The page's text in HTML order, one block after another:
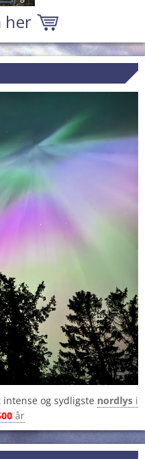
her
intense og sydligste nordlys i
år